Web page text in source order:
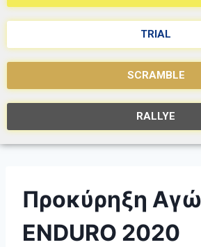
TRIAL
SCRAMBLE
RALLYE
Προκύρηξη
ENDURO 2020